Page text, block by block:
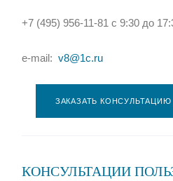
+7 (495) 956-11-81 с 9:30 до
e-mail: v8@1c.ru
ЗАКАЗАТЬ
КОНСУЛЬТАЦИИ